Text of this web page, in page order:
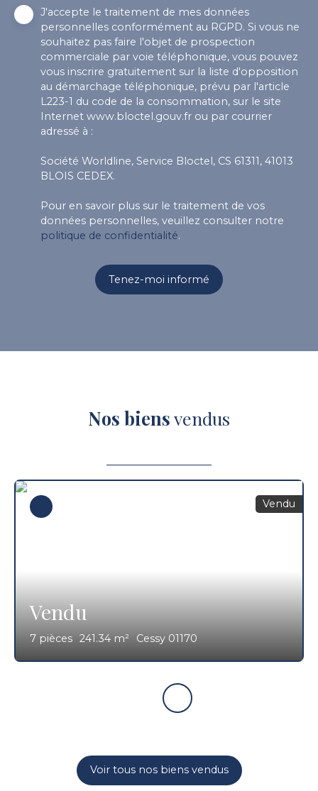
J'accepte le traitement de mes données
personnelles conformément au RGPD. Si vous ne
souhaitez pas faire l'objet de prospection
commerciale par voie téléphonique, vous pouvez
vous inscrire gratuitement sur la liste d'opposition
au démarchage téléphonique, prévu par l'article
L223-1 du code de la consommation, sur le site
Internet www.bloctel.gouv.fr ou par courrier
adressé à :
Société Worldline, Service Bloctel, CS 61311, 41013
BLOIS CEDEX.
Pour en savoir plus sur le traitement de vos
données personnelles, veuillez consulter notre
politique de confidentialité.
Tenez-moi informé
Nos biensvendus
Vendu
7 pièces 241.34 m² Cessy 01170
Vendu
Voir tous nos biens vendus